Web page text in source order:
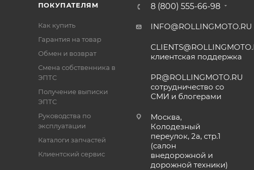
ПОКУПАТЕЛЯМ
Как купить
Гарантия на товар
Обмен и возврат
Смена собственника в
ЭПТС
Получение выписки
ЭПТС
Руководства по
эксплуатации
Каталоги запчастей
Клиентский сервис
8 (800) 555-66-98
INFO@ROLLINGMOTO.RU
клиентская поддержка
PR@ROLLINGMOTO.RU
сотрудничество со
СМИ и блогерами
Москва,
Колодезный
переулок, 2а, стр.1
(салон
внедорожной и
дорожной техники)